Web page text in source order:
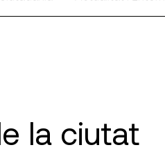
la ciutat